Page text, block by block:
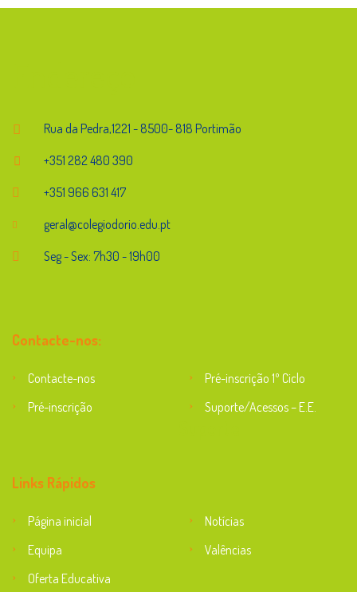
Rua da Pedra,1221 - 8500- 818 Portimão
+351 282 480 390
+351 966 631 417
geral@colegiodorio.edu.pt
Seg - Sex: 7h30 - 19h00
Contacte-nos:
Contacte-nos
Pré-inscrição 1º Ciclo
Pré-inscrição
Suporte/Acessos – E.E.
Links Rápidos
Página inicial
Notícias
Equipa
Valências
Oferta Educativa